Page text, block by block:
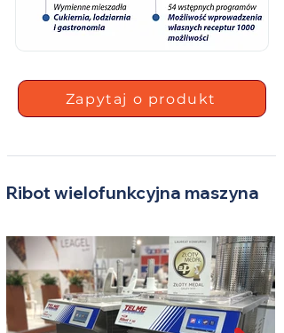
Zapytaj o produkt
Ribot wielofunkcyjna maszyna